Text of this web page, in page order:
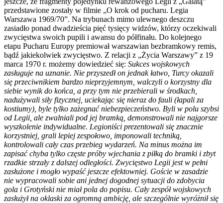
przedstawione zostały w filmie „O krok od pucharu. Legia
Warszawa 1969/70”. Na trybunach mimo ulewnego deszczu
zasiadło ponad dwadzieścia pięć tysięcy widzów, którzy oczekiwali
zwycięstwa swoich pupili i awansu do półfinału. Do kolejnego
etapu Pucharu Europy premiował warszawian bezbramkowy remis,
bądź jakiekolwiek zwycięstwo. Z relacji z „Życia Warszawy” z 19
marca 1970 r. możemy dowiedzieć się: Sukces wojskowych
zasługuje na uznanie. Nie przyszedł on jednak łatwo, Turcy okazali
się przeciwnikiem bardzo nieprzyjemnym, walczyli o korzystny dla
siebie wynik do końca, a przy tym nie przebierali w środkach,
nadużywali siły fizycznej, uciekając się nieraz do fauli (łapali za
kostiumy), byle tylko zażegnać niebezpieczeństwo. Byli w polu szybsi
od Legii, ale zwalniali pod jej bramką, demonstrowali nie najgorsze
wyszkolenie indywidualne. Legioniści prezentowali się znacznie
korzystniej, grali lepiej zespołowo, imponowali techniką,
kontrolowali cały czas przebieg wydarzeń. Na minus można im
zapisać chyba tylko częste próby wjechania z piłką do bramki i zbyt
rzadkie strzały z dalszej odległości. Zwycięstwo Legii jest w pełni
zasłużone i mogło wypaść jeszcze efektowniej. Goście w zasadzie
nie wypracowali sobie ani jednej dogodnej sytuacji do zdobycia
gola i Grotyński nie miał pola do popisu. Cały zespół wojskowych
zasłużył na oklaski za ogromną ambicję, ale szczególnie wyróżnił się